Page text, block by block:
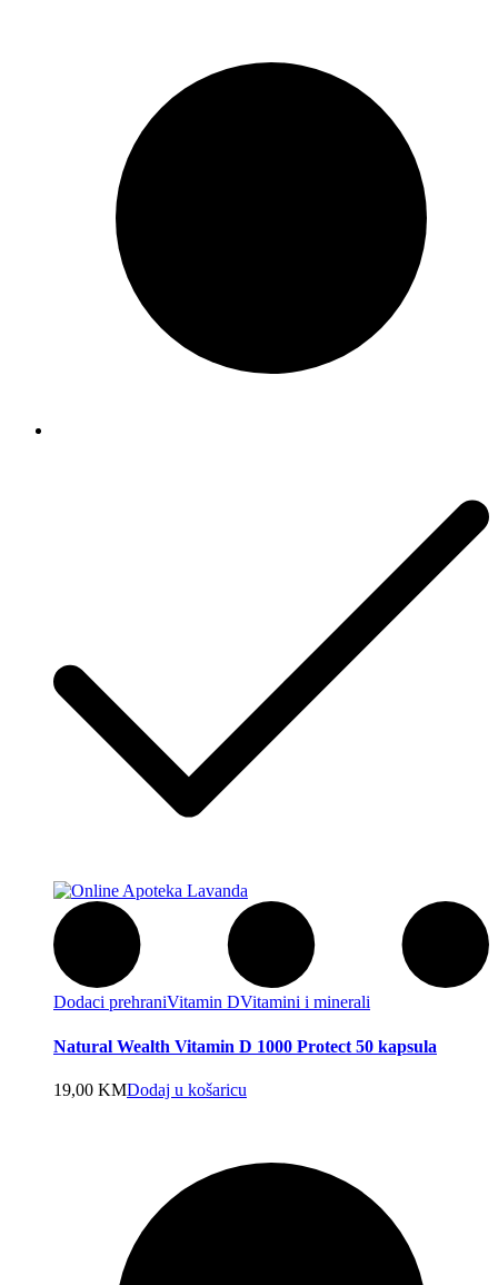
Dodaci prehraniVitamin DVitamini i minerali
Natural Wealth Vitamin D 1000 Protect 50 kapsula
19,00 KMDodaj u košaricu